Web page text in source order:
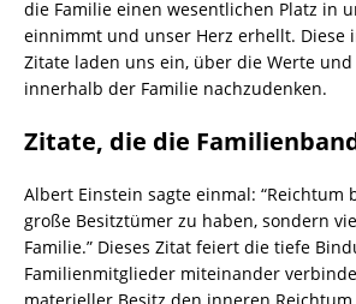
die Familie einen wesentlichen Platz in
einnimmt und unser Herz erhellt. Diese
Zitate laden uns ein, über die Werte
innerhalb der Familie nachzudenken.
Zitate, die die
Albert Einstein sagte einmal: “Reichtum
große Besitztümer zu haben, sondern
Familie.” Dieses Zitat feiert die tiefe
Familienmitglieder miteinander